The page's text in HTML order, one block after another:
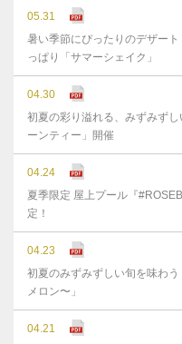
05.31
暑い季節にぴったりのデザー
っぱり「サマーシェイク」
04.30
初夏の彩り溢れる、みずみず
ーンティー」開催
04.24
夏季限定 屋上プール『
定！
04.23
初夏のみずみずしい旬を味わ
メロン〜」
04.21